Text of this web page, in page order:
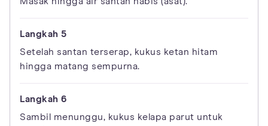
Setelah santan terserap, kukus ketan hitam
hingga matang sempurna.
Sambil menunggu, kukus kelapa parut untuk